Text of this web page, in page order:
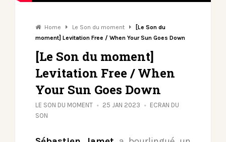
Home Le Son du moment
[Le Son du
moment] Levitation Free / When Your Sun Goes Down
[Le Son du moment]
Levitation Free / When
Your Sun Goes Down
LE SON DU MOMENT 25 JAN 2023
ECRAN DU
SON